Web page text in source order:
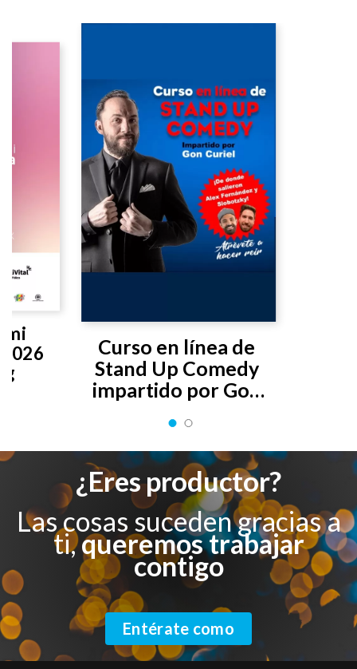
Curso en línea de
Stand Up Comedy
impartido por Gon
mi
¿Eres productor?
Las cosas suceden gracias a
ti,queremos trabajar
contigo
Entérate como